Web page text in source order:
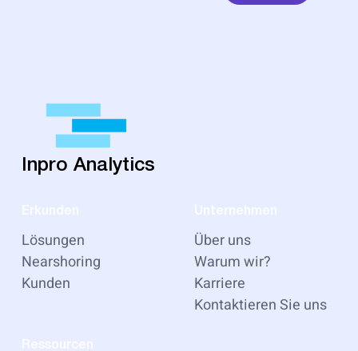
Lösungen
Nearshoring
Kunden
Über uns
Warum wir?
Karriere
Kontaktieren Sie uns
Inpro Analytics